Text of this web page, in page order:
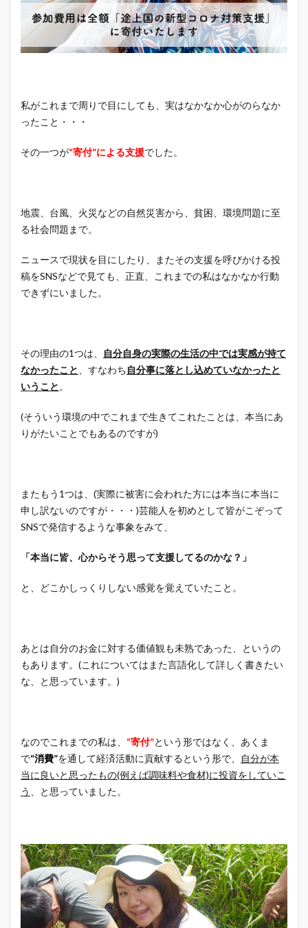
私がこれまで周りで目にしても、実はなかなか心がのらなか
ったこと・・・
その一つが“寄付”による支援でした。
地震、台風、火災などの自然災害から、貧困、環境問題に至
る社会問題まで。
ニュースで現状を目にしたり、またその支援を呼びかける投
稿をSNSなどで見ても、正直、これまでの私はなかなか行動
できずにいました。
その理由の1つは、
自分自身の実際の生活の中では実感が持て
なかったこと
、すなわち自分事に落とし込めていなかったと
いうこと 。
(そういう環境の中でこれまで生きてこれたことは、本当にあ
りがたいことでもあるのですが)
またもう1つは、(実際に被害に会われた方には本当に本当に
申し訳ないのですが・・・)芸能人を初めとして皆がこぞって
SNSで発信するような事象をみて、
「本当に皆、心からそう思って支援してるのかな？」
と、どこかしっくりしない感覚を覚えていたこと。
あとは自分のお金に対する価値観も未熟であった、というの
もあります。(これについてはまた言語化して詳しく書きたい
な、と思っています。)
なのでこれまでの私は、 “寄付”という形ではなく、あくま
で“消費”を通して経済活動に貢献するという形で、
自分が本
当に良いと思ったもの(例えば調味料や食材)に投資をしていこ
う
、と思っていました。